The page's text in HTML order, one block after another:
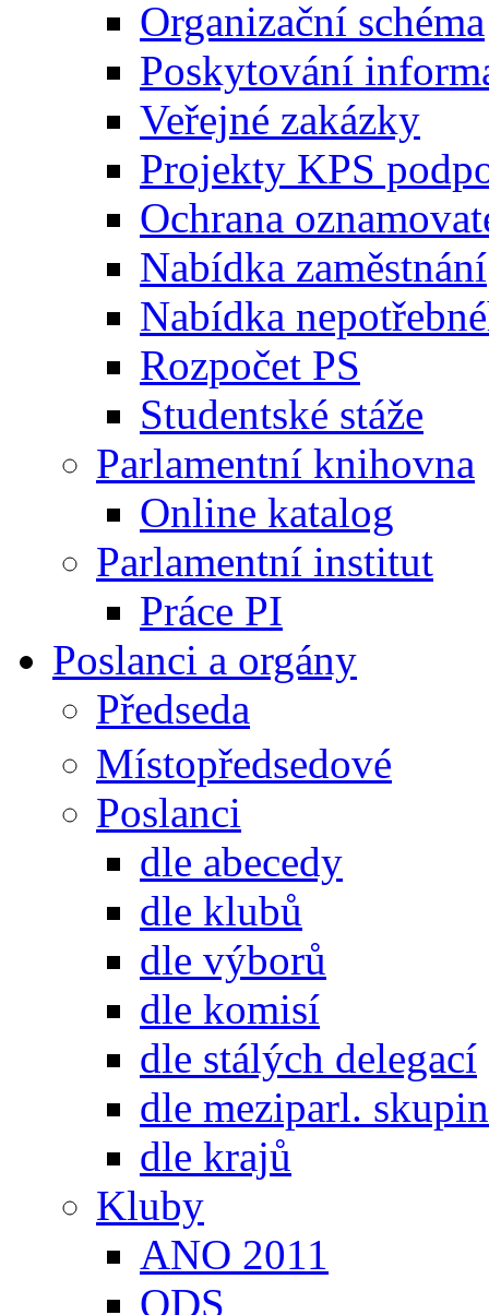
Organizační schéma
Poskytování
Veřejné zakázky
Projekty KPS
Ochrana
Nabídka zaměstnání
Nabídka
Rozpočet PS
Studentské stáže
Parlamentní knihovna
Online katalog
Parlamentní institut
Práce PI
Poslanci a orgány
Předseda
Místopředsedové
Poslanci
dle abecedy
dle klubů
dle výborů
dle komisí
dle stálých delegací
dle meziparl. skupin
dle krajů
Kluby
ANO 2011
ODS